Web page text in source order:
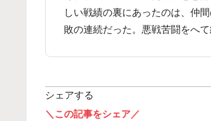
しい戦績の裏にあったのは、仲
敗の連続だった。悪戦苦闘をへ
シェアする
＼この記事をシェア／